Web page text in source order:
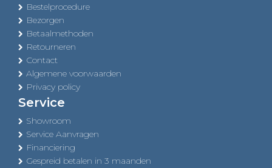
Bestelprocedure
Bezorgen
Betaalmethoden
Retourneren
Contact
Algemene voorwaarden
Privacy policy
Service
Showroom
Service Aanvragen
Financiering
Gespreid betalen in 3 maanden